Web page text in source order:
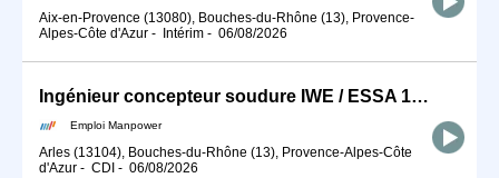
Aix-en-Provence (13080), Bouches-du-Rhône (13), Provence-
Alpes-Côte d'Azur - Intérim - 06/08/2026
Ingénieur concepteur soudure IWE / ESSA 13200 Arles (H/F)
Emploi Manpower
Arles (13104), Bouches-du-Rhône (13), Provence-Alpes-Côte
d'Azur - CDI - 06/08/2026